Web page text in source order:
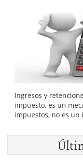
Ingresos y
impuesto, es un
impuestos, no es un